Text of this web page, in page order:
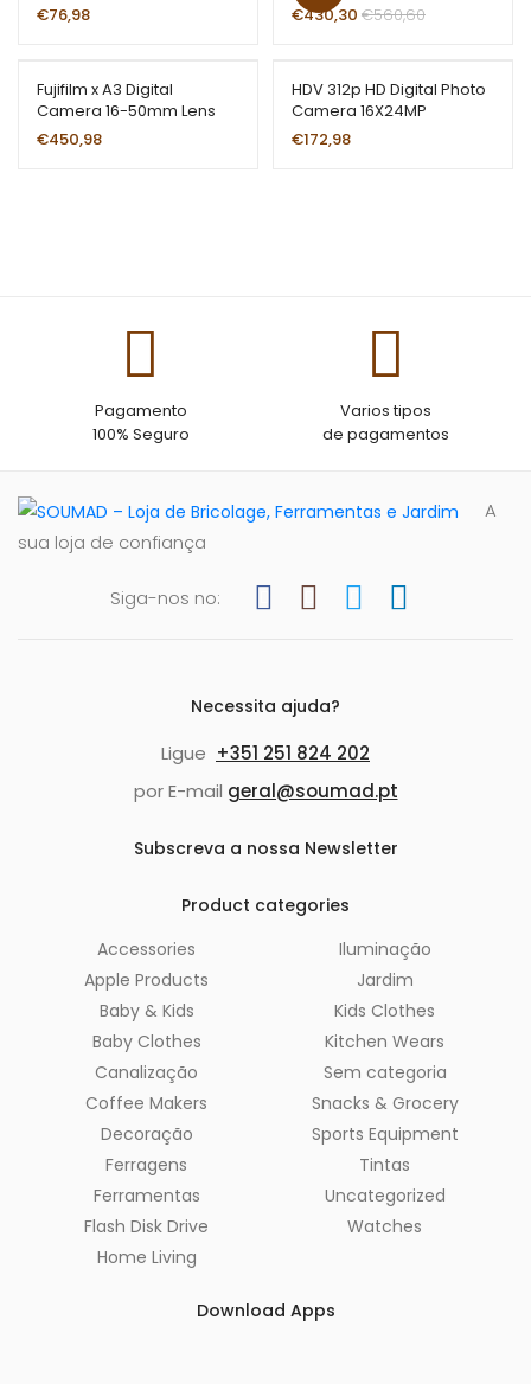
€76,98
€430,30 €560,60
Fujifilm x A3 Digital
Camera 16-50mm Lens
€450,98
HDV 312p HD Digital Photo
Camera 16X24MP
€172,98
Pagamento
100% Seguro
Varios tipos
de pagamentos
A
sua loja de confiança
Siga-nos no:
Necessita ajuda?
Ligue +351 251 824 202
por E-mail geral@soumad.pt
Subscreva a nossa Newsletter
Product categories
Accessories
Apple Products
Baby & Kids
Baby Clothes
Canalização
Coffee Makers
Decoração
Ferragens
Ferramentas
Flash Disk Drive
Home Living
Iluminação
Jardim
Kids Clothes
Kitchen Wears
Sem categoria
Snacks & Grocery
Sports Equipment
Tintas
Uncategorized
Watches
Download Apps